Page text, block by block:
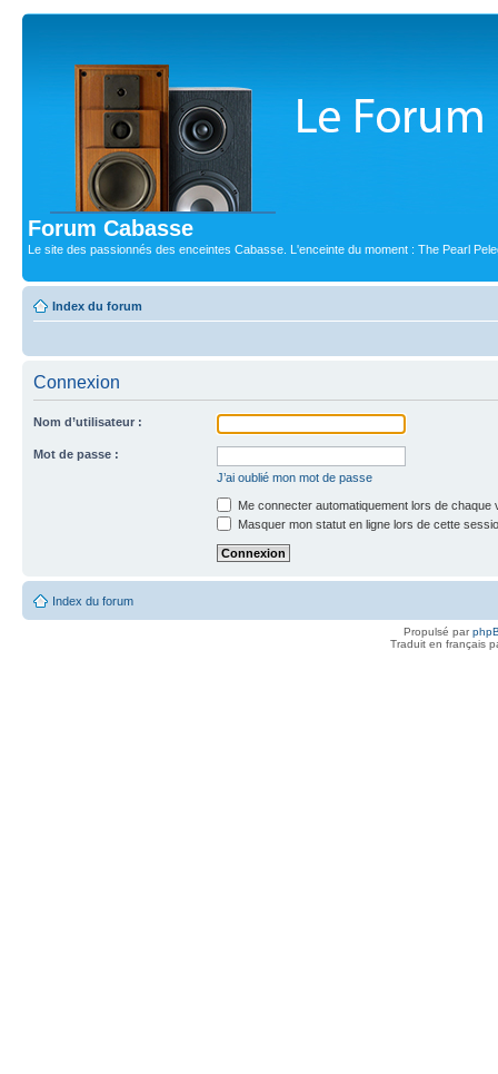
Forum Cabasse
Le site des passionnés des enceintes Cabasse. L'enceinte du moment : The Pearl
Index du forum
Connexion
Nom d’utilisateur :
Mot de passe :
J’ai oublié mon mot de passe
Me connecter automatiquement lors de chaque
Masquer mon statut en ligne lors de cette
Index du forum
Propulsé par
Traduit en français